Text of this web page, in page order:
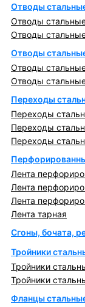
Отводы
Отводы
Отводы
Отводы
Отводы
Отводы
Переходы
Переходы
Переходы
Переходы
Лента
Лента
Лента
Лента тарная
Сгоны, бочата,
Тройники
Тройники
Тройники
Фланцы